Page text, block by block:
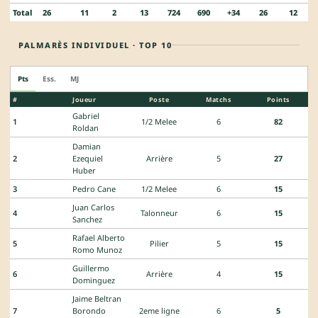
Total 26 11 2 13 724 690 +34 26 12
PALMARÈS INDIVIDUEL · TOP 10
Pts Ess. MJ
# Joueur Poste Matchs Points
1
Gabriel
Roldan
1/2 Melee 6 82
2
Damian
Ezequiel
Huber
Arrière 5 27
3 Pedro Cane 1/2 Melee 6 15
4
Juan Carlos
Sanchez
Talonneur 6 15
5
Rafael Alberto
Romo Munoz
Pilier 5 15
6
Guillermo
Dominguez
Arrière 4 15
7
Jaime Beltran
Borondo
2eme ligne 6 5